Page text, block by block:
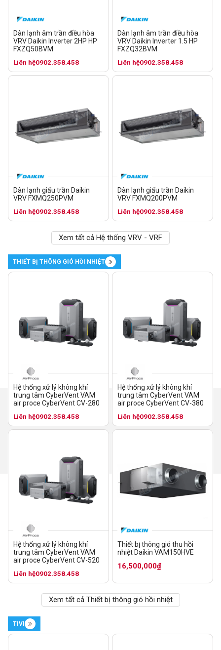
Dàn lạnh âm trần điều hòa
VRV Daikin Inverter 2HP HP
FXZQ50BVM
Liên hệ0902.358.458
Dàn lạnh âm trần điều hòa
VRV Daikin Inverter 1.5 HP
FXZQ32BVM
Liên hệ0902.358.458
Dàn lạnh giấu trần Daikin
VRV FXMQ250PVM
Liên hệ0902.358.458
Dàn lạnh giấu trần Daikin
VRV FXMQ200PVM
Liên hệ0902.358.458
Xem tất cả Hệ thống VRV - VRF
THIẾT BỊ THÔNG GIÓ HỒI NHIỆT
Hệ thống xử lý không khí
trung tâm CyberVent VAM
air proce CyberVent CV-280
Liên hệ0902.358.458
Hệ thống xử lý không khí
trung tâm CyberVent VAM
air proce CyberVent CV-380
Liên hệ0902.358.458
Hệ thống xử lý không khí
trung tâm CyberVent VAM
air proce CyberVent CV-520
Liên hệ0902.358.458
Thiết bị thông gió thu hồi
nhiệt Daikin VAM150HVE
16,500,000₫
Xem tất cả Thiết bị thông gió hồi nhiệt
TIVI